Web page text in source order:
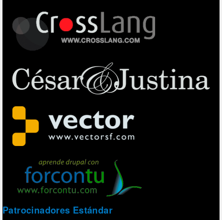
Patrocinadores Estándar